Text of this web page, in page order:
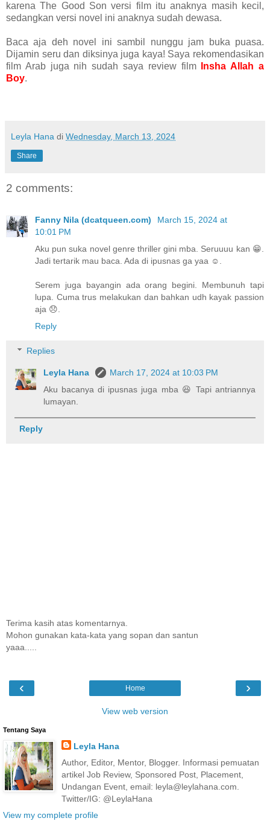
karena The Good Son versi film itu anaknya masih kecil,
sedangkan versi novel ini anaknya sudah dewasa.
Baca aja deh novel ini sambil nunggu jam buka puasa.
Dijamin seru dan diksinya juga kaya! Saya rekomendasikan
film Arab juga nih sudah saya review film
Insha Allah a
Boy.
Leyla Hana di Wednesday, March 13, 2024
Share
2 comments:
Fanny Nila (dcatqueen.com)
March 15, 2024 at
10:01 PM
Aku pun suka novel genre thriller gini mba. Seruuuu kan 😁.
Jadi tertarik mau baca. Ada di ipusnas ga yaa ☺.
Serem juga bayangin ada orang begini. Membunuh tapi
lupa. Cuma trus melakukan dan bahkan udh kayak passion
aja 😞.
Reply
Replies
Leyla Hana
March 17, 2024 at 10:03 PM
Aku bacanya di ipusnas juga mba 😆 Tapi antriannya
lumayan.
Reply
Terima kasih atas komentarnya.
Mohon gunakan kata-kata yang sopan dan santun
yaaa.....
‹ ›
Home
View web version
Tentang Saya
Leyla Hana
Author, Editor, Mentor, Blogger. Informasi pemuatan
artikel Job Review, Sponsored Post, Placement,
Undangan Event, email: leyla@leylahana.com.
Twitter/IG: @LeylaHana
View my complete profile